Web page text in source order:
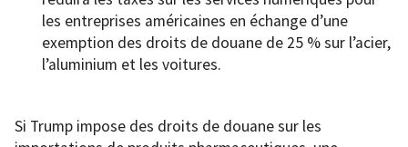
les entreprises américaines en échange d’une
exemption des droits de douane de 25 % sur l’acier,
l’aluminium et les voitures.
Si Trump impose des droits de douane sur les